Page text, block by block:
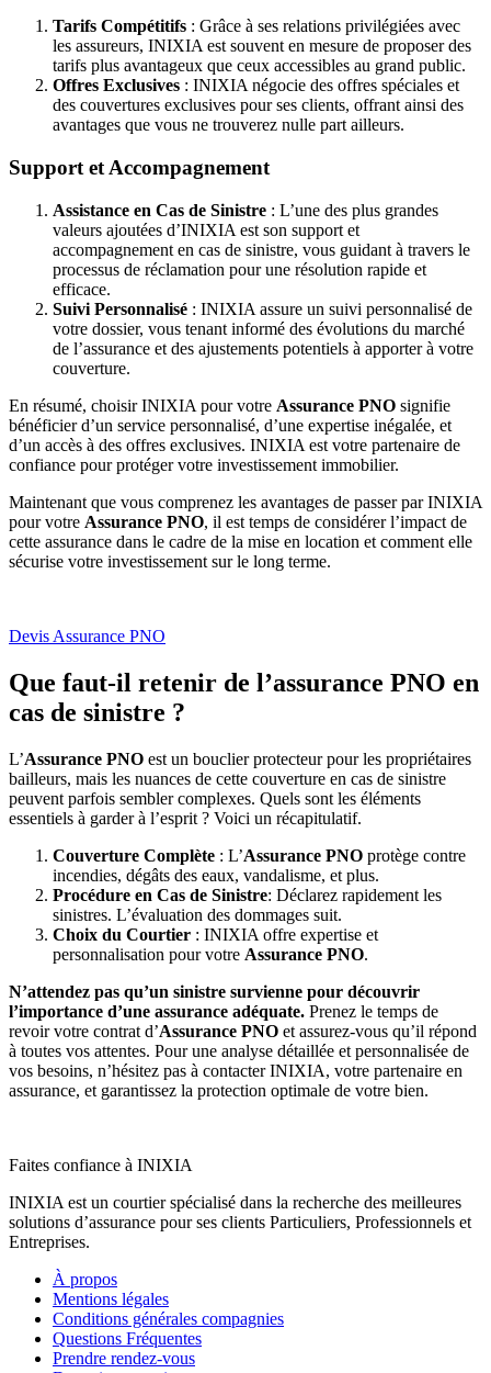
Tarifs Compétitifs : Grâce à ses relations privilégiées avec
les assureurs, INIXIA est souvent en mesure de proposer des
tarifs plus avantageux que ceux accessibles au grand public.
Offres Exclusives : INIXIA négocie des offres spéciales et
des couvertures exclusives pour ses clients, offrant ainsi des
avantages que vous ne trouverez nulle part ailleurs.
Support et Accompagnement
Assistance en Cas de Sinistre : L’une des plus grandes
valeurs ajoutées d’INIXIA est son support et
accompagnement en cas de sinistre, vous guidant à travers le
processus de réclamation pour une résolution rapide et
efficace.
Suivi Personnalisé : INIXIA assure un suivi personnalisé de
votre dossier, vous tenant informé des évolutions du marché
de l’assurance et des ajustements potentiels à apporter à votre
couverture.
En résumé, choisir INIXIA pour votre Assurance PNO signifie
bénéficier d’un service personnalisé, d’une expertise inégalée, et
d’un accès à des offres exclusives. INIXIA est votre partenaire de
confiance pour protéger votre investissement immobilier.
Maintenant que vous comprenez les avantages de passer par INIXIA
pour votre Assurance PNO, il est temps de considérer l’impact de
cette assurance dans le cadre de la mise en location et comment elle
sécurise votre investissement sur le long terme.
Devis Assurance PNO
Que faut-il retenir de l’assurance PNO en
cas de sinistre ?
L’Assurance PNO est un bouclier protecteur pour les propriétaires
bailleurs, mais les nuances de cette couverture en cas de sinistre
peuvent parfois sembler complexes. Quels sont les éléments
essentiels à garder à l’esprit ? Voici un récapitulatif.
Couverture Complète : L’Assurance PNO protège contre
incendies, dégâts des eaux, vandalisme, et plus.
Procédure en Cas de Sinistre: Déclarez rapidement les
sinistres. L’évaluation des dommages suit.
Choix du Courtier : INIXIA offre expertise et
personnalisation pour votre Assurance PNO.
N’attendez pas qu’un sinistre survienne pour découvrir
l’importance d’une assurance adéquate. Prenez le temps de
revoir votre contrat d’Assurance PNO et assurez-vous qu’il répond
à toutes vos attentes. Pour une analyse détaillée et personnalisée de
vos besoins, n’hésitez pas à contacter INIXIA, votre partenaire en
assurance, et garantissez la protection optimale de votre bien.
Faites confiance à INIXIA
INIXIA est un courtier spécialisé dans la recherche des meilleures
solutions d’assurance pour ses clients Particuliers, Professionnels et
Entreprises.
À propos
Mentions légales
Conditions générales compagnies
Questions Fréquentes
Prendre rendez-vous